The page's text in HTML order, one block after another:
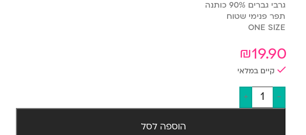
גרבי גברים 90% כותנה
תפר פנימי שטוח
ONE SIZE
19.90
₪
קיים במלאי
-
+
הוספה לסל